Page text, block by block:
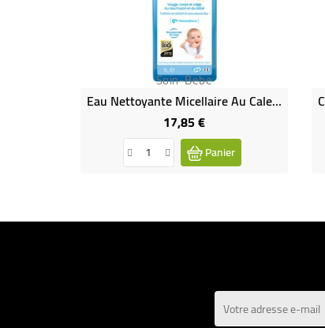
Soin-Bebe
Eau Nettoyante Micellaire Au Calendula Bio 1 L
17,85 €Prix
Panier